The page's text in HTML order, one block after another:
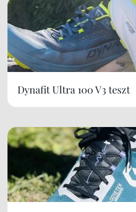
Dynafit Ultra 100 V3 teszt